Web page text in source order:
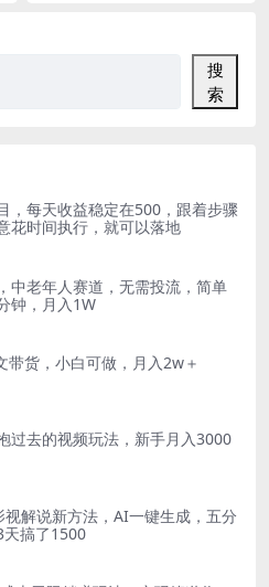
搜
索
，每天收益稳定在500，跟着步骤
花时间执行，就可以落地
中老年人赛道，无需投流，简单
钟，月入1W
带货，小白可做，月入2w＋
过去的视频玩法，新手月入3000
解说新方法，AI一键生成，五分
搞了1500